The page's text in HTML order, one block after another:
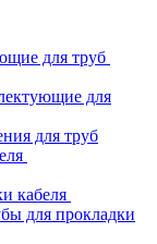
для труб
для
для труб
кабеля
для прокладки